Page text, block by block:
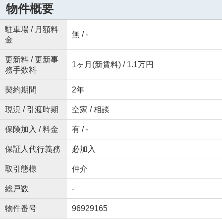
物件概要
駐車場 / 月額料
金
無 / -
更新料 / 更新事
務手数料
1ヶ月(新賃料) / 1.1万円
契約期間 2年
現況 / 引渡時期 空家 / 相談
保険加入 / 料金 有 / -
保証人代行義務 必加入
取引態様 仲介
総戸数 -
物件番号 96929165